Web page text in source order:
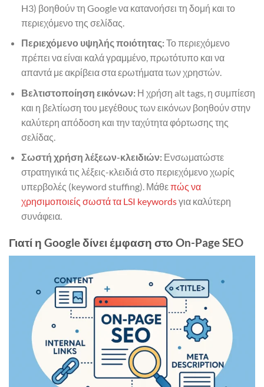
H3) βοηθούν τη Google να κατανοήσει τη δομή και το
περιεχόμενο της σελίδας.
Περιεχόμενο υψηλής ποιότητας:Το περιεχόμενο
πρέπει να είναι καλά γραμμένο, πρωτότυπο και να
απαντά με ακρίβεια στα ερωτήματα των χρηστών.
Βελτιστοποίηση εικόνων:Η χρήση alt tags, η συμπίεση
και η βελτίωση του μεγέθους των εικόνων βοηθούν στην
καλύτερη απόδοση και την ταχύτητα φόρτωσης της
σελίδας.
Σωστή χρήση λέξεων-κλειδιών:Ενσωματώστε
στρατηγικά τις λέξεις-κλειδιά στο περιεχόμενο χωρίς
υπερβολές (keyword stuffing). Μάθεπώς να
χρησιμοποιείς σωστά τα LSI keywordsγια καλύτερη
συνάφεια.
Γιατί η Google δίνει έμφαση στο On-Page SEO